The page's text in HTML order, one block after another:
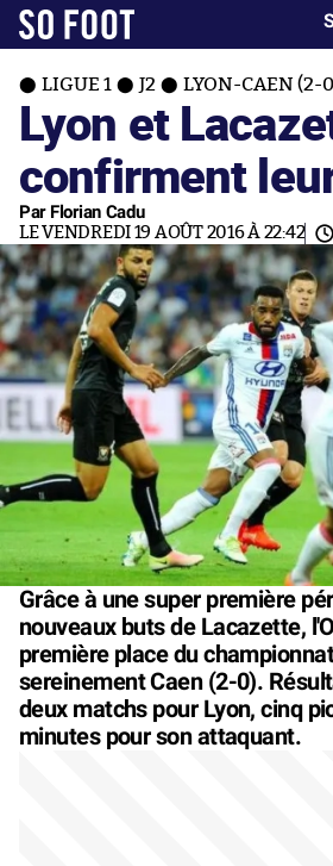
LIGUE 1 J2 LYON-CAEN (2-
Lyon et
confirment
Par Florian Cadu
LE VENDREDI 19 AOÛT 2016 À 22:42
Grâce à une super première
nouveaux buts de Lacazette,
première place du
sereinement Caen (2-0).
deux matchs pour Lyon, cinq
minutes pour son attaquant.